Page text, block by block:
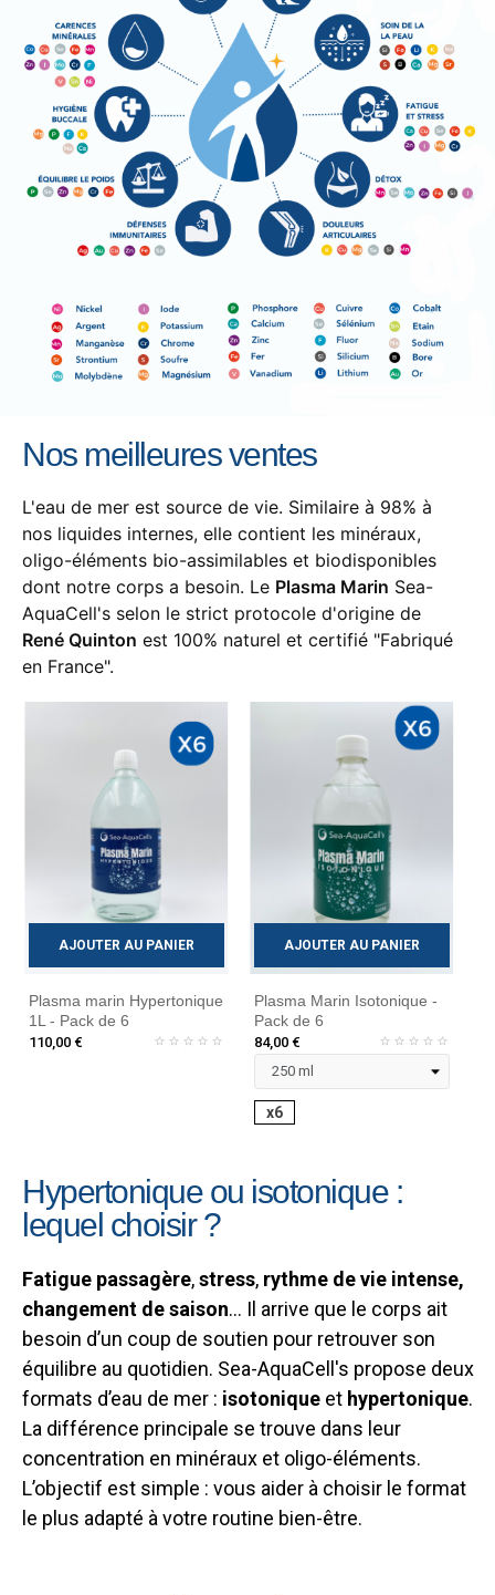
Nos meilleures ventes
L'eau de mer est source de vie. Similaire à 98% à
nos liquides internes, elle contient les minéraux,
oligo-éléments bio-assimilables et biodisponibles
dont notre corps a besoin. Le Plasma Marin Sea-
AquaCell's selon le strict protocole d'origine de
René Quinton est 100% naturel et certifié "Fabriqué
en France".
AJOUTER AU PANIER
Plasma marin Hypertonique
1L - Pack de 6
110,00 €
AJOUTER AU PANIER
Plasma Marin Isotonique -
Pack de 6
84,00 €
x6
Hypertonique ou isotonique :
lequel choisir ?
Fatigue passagère,stress, rythme de vie intense,
changement de saison… Il arrive que le corps ait
besoin d’un coup de soutien pour retrouver son
équilibre au quotidien. Sea-AquaCell's propose deux
formats d’eau de mer : isotonique et hypertonique.
La différence principale se trouve dans leur
concentration en minéraux et oligo-éléments.
L’objectif est simple : vous aider à choisir le format
le plus adapté à votre routine bien-être.